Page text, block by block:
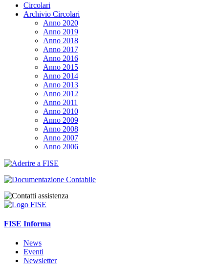
Circolari
Archivio Circolari
Anno 2020
Anno 2019
Anno 2018
Anno 2017
Anno 2016
Anno 2015
Anno 2014
Anno 2013
Anno 2012
Anno 2011
Anno 2010
Anno 2009
Anno 2008
Anno 2007
Anno 2006
FISE Informa
News
Eventi
Newsletter